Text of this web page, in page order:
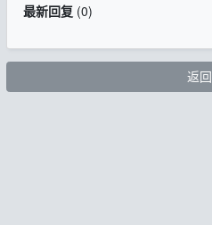
最新回复(0)
返回